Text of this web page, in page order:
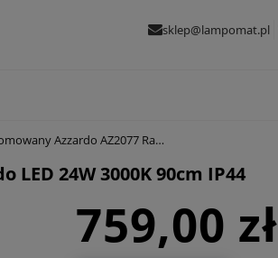
sklep@lampomat.pl
Rado LED 24W 3000K 90cm IP44
24W 3000K 90cm IP44
759,00 zł